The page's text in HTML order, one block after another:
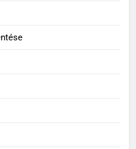
jelentése